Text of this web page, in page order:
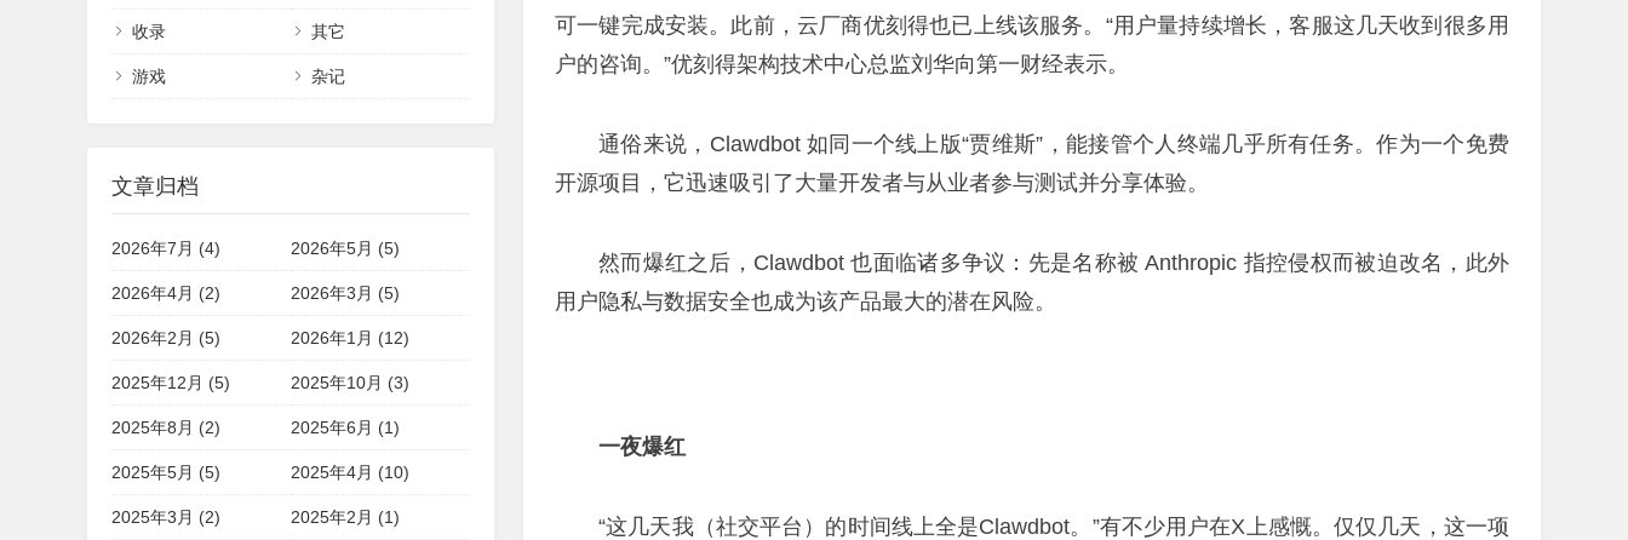
可一键完成安装。此前，云厂商优刻得也已上线该服务。“用户量持续增长，客服这几天收到很多用
户的咨询。”优刻得架构技术中心总监刘华向第一财经表示。
通俗来说，Clawdbot 如同一个线上版“贾维斯”，能接管个人终端几乎所有任务。作为一个免费
开源项目，它迅速吸引了大量开发者与从业者参与测试并分享体验。
然而爆红之后，Clawdbot 也面临诸多争议：先是名称被 Anthropic 指控侵权而被迫改名，此外
用户隐私与数据安全也成为该产品最大的潜在风险。
一夜爆红
“这几天我（社交平台）的时间线上全是Clawdbot。”有不少用户在X上感慨。仅仅几天，这一项
收录 其它
游戏 杂记
文章归档
2026年7月 (4) 2026年5月 (5)
2026年4月 (2) 2026年3月 (5)
2026年2月 (5) 2026年1月 (12)
2025年12月 (5) 2025年10月 (3)
2025年8月 (2) 2025年6月 (1)
2025年5月 (5) 2025年4月 (10)
2025年3月 (2) 2025年2月 (1)